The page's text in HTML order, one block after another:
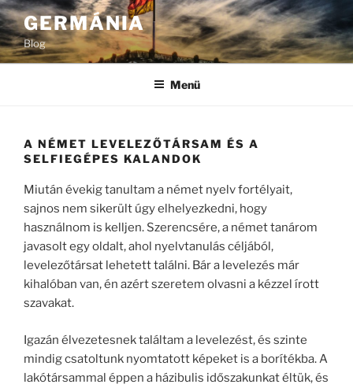
Tartalomhoz
GERMÁNIA
Blog
Menü
A NÉMET LEVELEZŐTÁRSAM ÉS A
SELFIEGÉPES KALANDOK
Miután évekig tanultam a német nyelv fortélyait,
sajnos nem sikerült úgy elhelyezkedni, hogy
használnom is kelljen. Szerencsére, a német tanárom
javasolt egy oldalt, ahol nyelvtanulás céljából,
levelezőtársat lehetett találni. Bár a levelezés már
kihalóban van, én azért szeretem olvasni a kézzel írott
szavakat.
Igazán élvezetesnek találtam a levelezést, és szinte
mindig csatoltunk nyomtatott képeket is a borítékba. A
lakótársammal éppen a házibulis időszakunkat éltük, és